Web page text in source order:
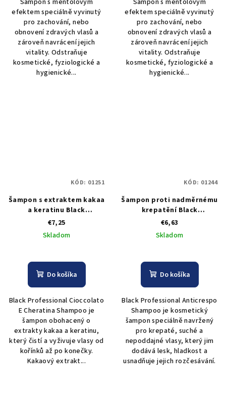
efektem speciálně vyvinutý
pro zachování, nebo
obnovení zdravých vlasů a
zároveň navrácení jejich
vitality. Odstraňuje
kosmetické, fyziologické a
hygienické...
efektem speciálně vyvinutý
pro zachování, nebo
obnovení zdravých vlasů a
zároveň navrácení jejich
vitality. Odstraňuje
kosmetické, fyziologické a
hygienické...
Šampon s extraktem kakaa
a keratinu Black
Restructing Shampoo 500
ml
€7,25
Skladom
Do košíka
Black Professional Cioccolato
E Cheratina Shampoo je
šampon obohacený o
extrakty kakaa a keratinu,
který čistí a vyživuje vlasy od
kořínků až po konečky.
Kakaový extrakt...
KÓD: 01251
Šampon proti nadměrnému
krepatění Black
Professional Anticrespo
Shampoo - 500 ml
€6,63
Skladom
Do košíka
Black Professional Anticrespo
Shampoo je kosmetický
šampon speciálně navržený
pro krepaté, suché a
nepoddajné vlasy, který jim
dodává lesk, hladkost a
usnadňuje jejich rozčesávání.
KÓD: 01244